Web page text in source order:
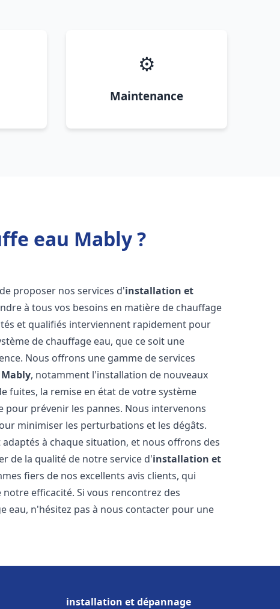
⚙️
Maintenance
eau Mably ?
proposer nos services d'installation et
à tous vos besoins en matière de chauffage
et qualifiés interviennent rapidement pour
de chauffage eau, que ce soit une
Nous offrons une gamme de services
Mably, notamment l'installation de nouveaux
fuites, la remise en état de votre système
prévenir les pannes. Nous intervenons
minimiser les perturbations et les dégâts.
à chaque situation, et nous offrons des
de la qualité de notre service d'installation et
fiers de nos excellents avis clients, qui
efficacité. Si vous rencontrez des
eau, n'hésitez pas à nous contacter pour une
installation et dépannage